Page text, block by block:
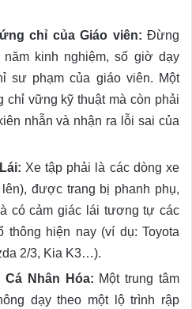
chỉ của Giáo viên: Đừng
kinh nghiệm, số giờ dạy
sư phạm của giáo viên. Một
chỉ vững kỹ thuật mà còn phải
nhẫn và nhận ra lỗi sai của
Xe tập phải là các dòng xe
được trang bị phanh phụ,
có cảm giác lái tương tự các
thông hiện nay (ví dụ: Toyota
2/3, Kia K3…).
Nhân Hóa: Một trung tâm
dạy theo một lộ trình rập